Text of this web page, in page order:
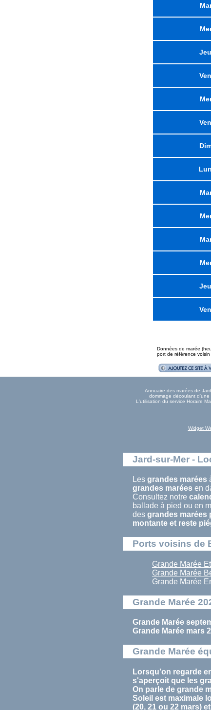
Données de marée
port de référence voisin
Annuaire des marées de
dommage découlant d'une
L'utilisation du service Horaire
Widget
Jard-sur-Mer -
Les grandes marées
grandes marées en
Consultez notre
ballade à pied ou en
des grandes marées
montante et reste
Ports voisins de
Grande Marée
Grande Marée
Grande Marée
Grande Marée
Grande Marée
Grande Marée mars
Grande Marée
Lorsqu'on regarde
s'aperçoit que les
On parle de grande
Soleil est maximale
(20, 21 ou 22 mars)